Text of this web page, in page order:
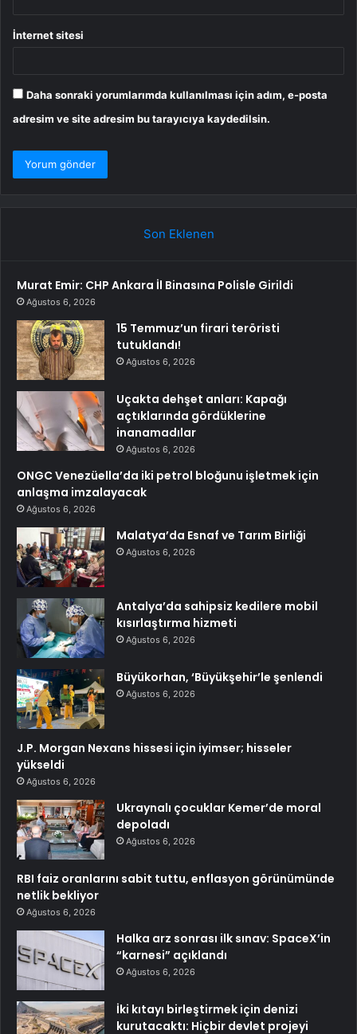
İnternet sitesi
Daha sonraki yorumlarımda kullanılması için adım, e-posta
adresim ve site adresim bu tarayıcıya kaydedilsin.
Son Eklenen
Murat Emir: CHP Ankara İl Binasına Polisle Girildi
Ağustos 6, 2026
15 Temmuz’un firari teröristi
tutuklandı!
Ağustos 6, 2026
Uçakta dehşet anları: Kapağı
açtıklarında gördüklerine
inanamadılar
Ağustos 6, 2026
ONGC Venezüella’da iki petrol bloğunu işletmek için
anlaşma imzalayacak
Ağustos 6, 2026
Malatya’da Esnaf ve Tarım Birliği
Ağustos 6, 2026
Antalya’da sahipsiz kedilere mobil
kısırlaştırma hizmeti
Ağustos 6, 2026
Büyükorhan, ‘Büyükşehir’le şenlendi
Ağustos 6, 2026
J.P. Morgan Nexans hissesi için iyimser; hisseler
yükseldi
Ağustos 6, 2026
Ukraynalı çocuklar Kemer’de moral
depoladı
Ağustos 6, 2026
RBI faiz oranlarını sabit tuttu, enflasyon görünümünde
netlik bekliyor
Ağustos 6, 2026
Halka arz sonrası ilk sınav: SpaceX’in
“karnesi” açıklandı
Ağustos 6, 2026
İki kıtayı birleştirmek için denizi
kurutacaktı: Hiçbir devlet projeyi